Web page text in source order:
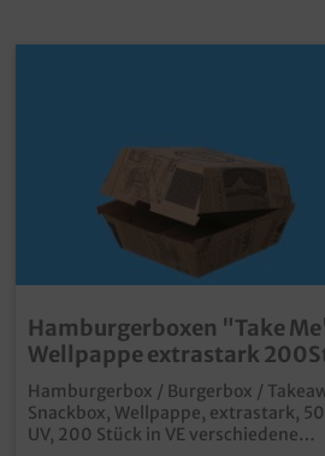
Hamburgerboxen "Take
Wellpappe extrastark
versch. Größen
Hamburgerbox / Burgerbox /
Snackbox, Wellpappe, extrastark,
UV, 200 Stück in VE verschiedene